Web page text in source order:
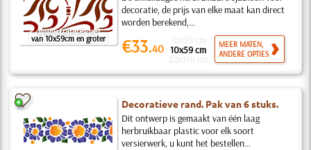
van 10x59cm en groter
decoratie, de prijs van elke maat kan direct
worden berekend,...
€33.40 10x59 cm
MEER MATEN,
ANDERE OPTIES
Decoratieve rand. Pak van 6 stuks.
Dit ontwerp is gemaakt van één laag
herbruikbaar plastic voor elk soort
versierwerk, u kunt het bestellen...